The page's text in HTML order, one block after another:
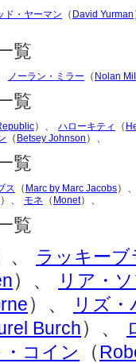
ド・ヤーマン （ David Yurman
覧
ノーラン・ミラー （ Nolan
覧
）、 ハローキティ （
（ Betsey Johnson ）、
覧
ス （ Marc by Marc Jacobs）
）、 モネ （ Monet）、
覧
、
ラッキー
）、
リア・
）、
リズ
Burch）、
コイン （